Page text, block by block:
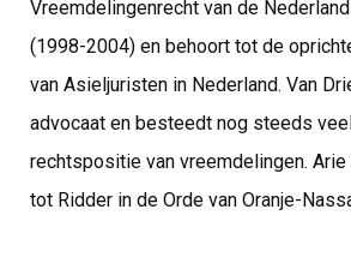
Vreemdelingenrecht van de
(1998-2004) en behoort tot de
van Asieljuristen in Nederland. Van
advocaat en besteedt nog steeds
rechtspositie van vreemdelingen.
tot Ridder in de Orde van Oranje-